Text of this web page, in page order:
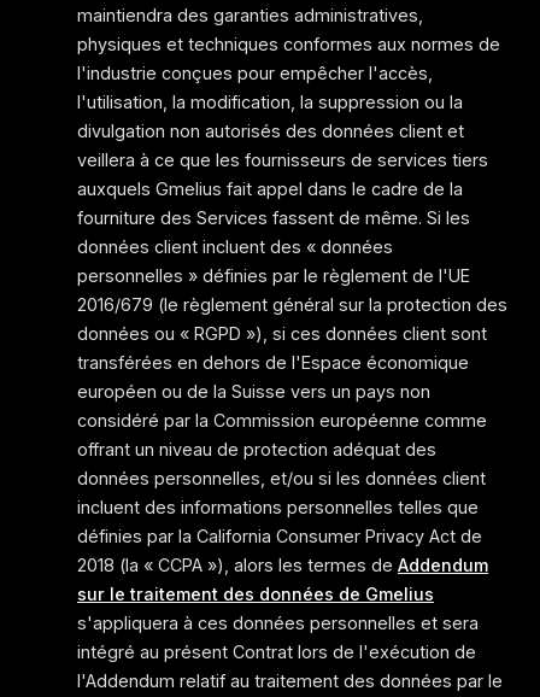
maintiendra des garanties administratives,
physiques et techniques conformes aux normes de
l'industrie conçues pour empêcher l'accès,
l'utilisation, la modification, la suppression ou la
divulgation non autorisés des données client et
veillera à ce que les fournisseurs de services tiers
auxquels Gmelius fait appel dans le cadre de la
fourniture des Services fassent de même. Si les
données client incluent des « données
personnelles » définies par le règlement de l'UE
2016/679 (le règlement général sur la protection des
données ou « RGPD »), si ces données client sont
transférées en dehors de l'Espace économique
européen ou de la Suisse vers un pays non
considéré par la Commission européenne comme
offrant un niveau de protection adéquat des
données personnelles, et/ou si les données client
incluent des informations personnelles telles que
définies par la California Consumer Privacy Act de
2018 (la « CCPA »), alors les termes de Addendum
sur le traitement des données de Gmelius
s'appliquera à ces données personnelles et sera
intégré au présent Contrat lors de l'exécution de
l'Addendum relatif au traitement des données par le